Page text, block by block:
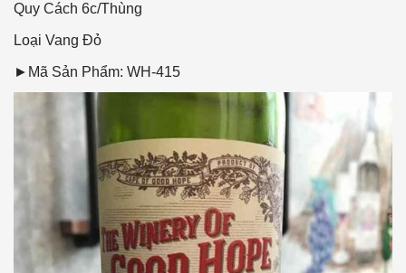
Quy Cách 6c/Thùng
Loại Vang Đỏ
►Mã Sản Phẩm: WH-415